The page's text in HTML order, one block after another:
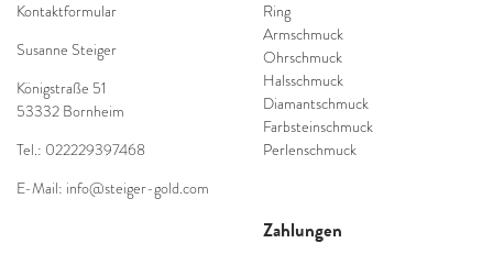
Kontaktformular
Susanne Steiger
Königstraße 51
53332 Bornheim
Tel.: 022229397468
E-Mail: info@steiger-gold.com
Ring
Armschmuck
Ohrschmuck
Halsschmuck
Diamantschmuck
Farbsteinschmuck
Perlenschmuck
Zahlungen